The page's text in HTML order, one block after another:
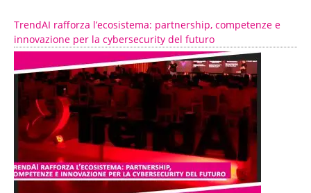
TrendAI rafforza l’ecosistema: partnership, competenze e
innovazione per la cybersecurity del futuro